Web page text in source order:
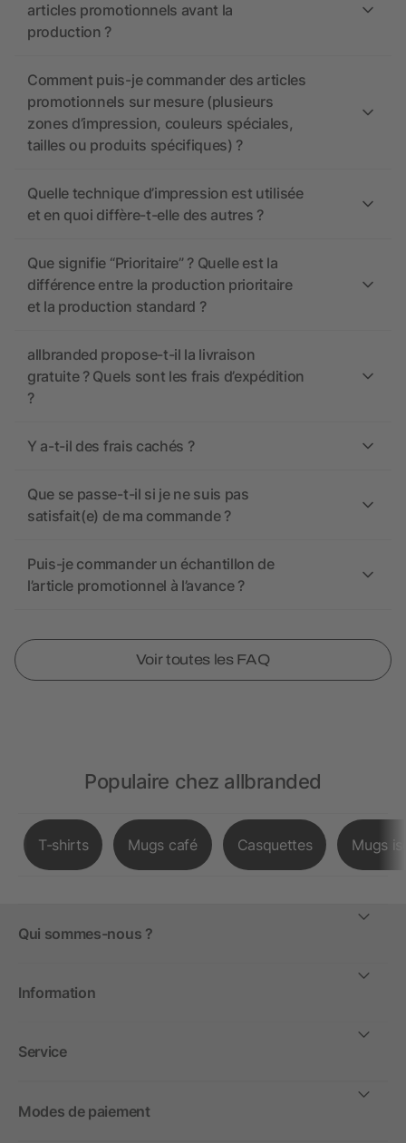
articles promotionnels avant la
production ?
Comment puis-je commander des articles
promotionnels sur mesure (plusieurs
zones d’impression, couleurs spéciales,
tailles ou produits spécifiques) ?
Quelle technique d’impression est utilisée
et en quoi diffère-t-elle des autres ?
Que signifie “Prioritaire” ? Quelle est la
différence entre la production prioritaire
et la production standard ?
allbranded propose-t-il la livraison
gratuite ? Quels sont les frais d’expédition
?
Y a-t-il des frais cachés ?
Que se passe-t-il si je ne suis pas
satisfait(e) de ma commande ?
Puis-je commander un échantillon de
l’article promotionnel à l’avance ?
Voir toutes les FAQ
Populaire chez allbranded
T-shirts Mugs café Casquettes Mugs
Qui sommes-nous ?
Information
Service
Modes de paiement